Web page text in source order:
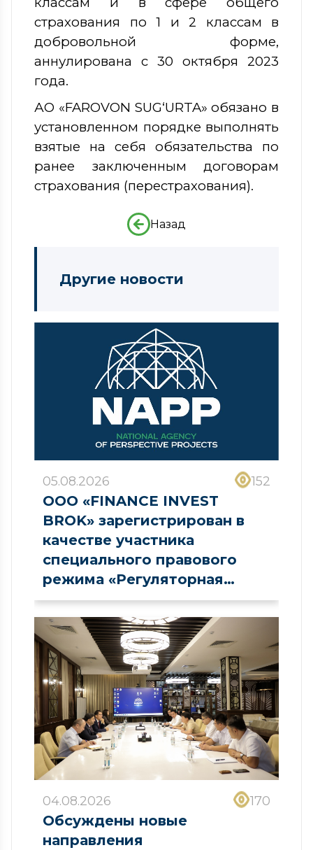
страхования по 1 и 2 классам в
добровольной форме,
аннулирована с 30 октября 2023
года.
АО «FAROVON SUG‘URTA» обязано в
установленном порядке выполнять
взятые на себя обязательства по
ранее заключенным договорам
страхования (перестрахования).
Назад
Другие новости
05.08.2026 152
ООО «FINANCE INVEST
BROK» зарегистрирован в
качестве участника
специального правового
режима «Регуляторная
песочница» в сфере рынка
капитала
04.08.2026 170
Обсуждены новые
направления